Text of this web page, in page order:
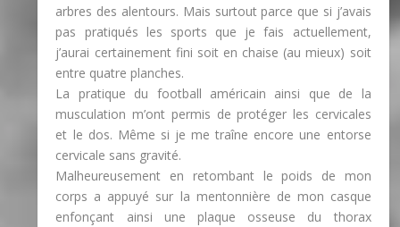
arbres des alentours. Mais surtout parce que si j’avais
pas pratiqués les sports que je fais actuellement,
j’aurai certainement fini soit en chaise (au mieux) soit
entre quatre planches.
La pratique du football américain ainsi que de la
musculation m’ont permis de protéger les cervicales
et le dos. Même si je me traîne encore une entorse
cervicale sans gravité.
Malheureusement en retombant le poids de mon
corps a appuyé sur la mentonnière de mon casque
enfonçant ainsi une plaque osseuse du thorax